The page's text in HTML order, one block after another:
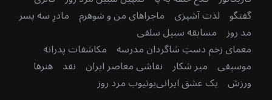
گفتگو لذت آشپزی ماجراهای من و شوهرم مادرِ سه پسر
مد روز مسابقه سبیل سلفی
معمای زخم دستِ شاگردان مدرسه مکاشفات پدرانه
موسیقی میر شکار نقاشی معاصر ایران نقد هنرها
ورزش یک عشق ایرانییوتیوب مرد روز